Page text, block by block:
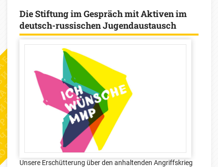
Die Stiftung im Gespräch mit Aktiven im
deutsch-russischen Jugendaustausch
Unsere Erschütterung über den anhaltenden Angriffskrieg